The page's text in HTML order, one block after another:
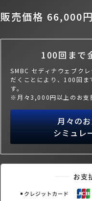
販売価格 66,000
100回まで
SMBC セディナウェブク
だくことにより、100回ま
す。
※月々3,000円以上のお支
月々の
シミュレ